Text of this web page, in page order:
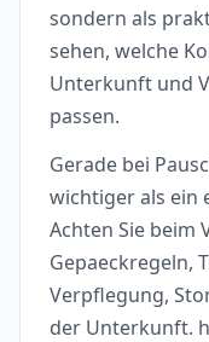
sondern als
sehen, welche
Unterkunft und
passen.
Gerade bei
wichtiger als ein
Achten Sie beim
Gepaeckregeln,
Verpflegung,
der Unterkunft.